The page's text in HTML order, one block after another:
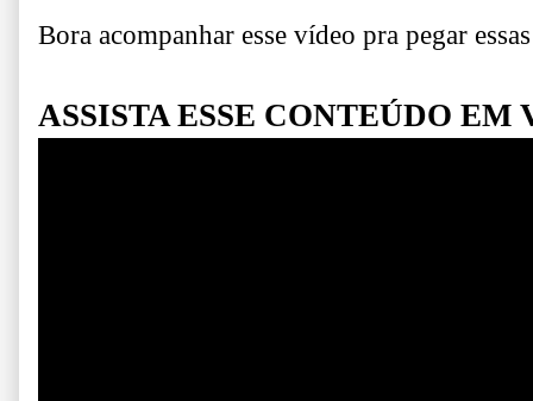
Bora acompanhar esse vídeo pra pegar
ASSISTA ESSE CONTEÚDO EM